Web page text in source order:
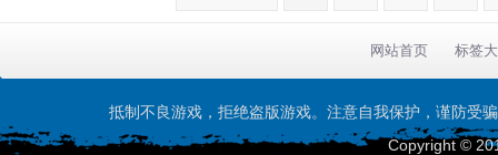
网站首页 标签
抵制不良游戏，拒绝盗版游戏。注意自我保护，谨防受
Copyright ©